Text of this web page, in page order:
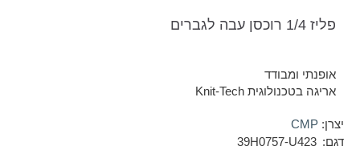
פליז 1/4 רוכסן עבה לגברים
אופנתי ומבודד
אריגה בטכנולוגית Knit-Tech
יצרן: CMP
דגם: 39H0757-U423